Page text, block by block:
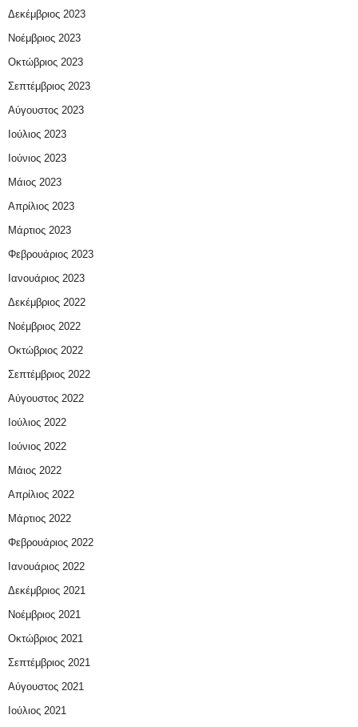
Δεκέμβριος 2023
Νοέμβριος 2023
Οκτώβριος 2023
Σεπτέμβριος 2023
Αύγουστος 2023
Ιούλιος 2023
Ιούνιος 2023
Μάιος 2023
Απρίλιος 2023
Μάρτιος 2023
Φεβρουάριος 2023
Ιανουάριος 2023
Δεκέμβριος 2022
Νοέμβριος 2022
Οκτώβριος 2022
Σεπτέμβριος 2022
Αύγουστος 2022
Ιούλιος 2022
Ιούνιος 2022
Μάιος 2022
Απρίλιος 2022
Μάρτιος 2022
Φεβρουάριος 2022
Ιανουάριος 2022
Δεκέμβριος 2021
Νοέμβριος 2021
Οκτώβριος 2021
Σεπτέμβριος 2021
Αύγουστος 2021
Ιούλιος 2021